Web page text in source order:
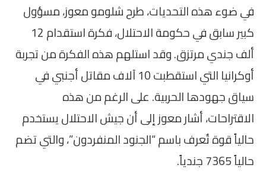
في ضوء هذه التحديات، طرح شلومو معوز، مسؤول
كبير سابق في حكومة الاحتلال، فكرة استقدام 12
ألف جندي مرتزق. وقد استلهم هذه الفكرة من تجربة
أوكرانيا التي استقطبت 10 آلاف مقاتل أجنبي في
سياق جهودها الحربية. على الرغم من هذه
الاقتراحات، أشار معوز إلى أن جيش الاحتلال يستخدم
حالياً قوة تُعرف باسم “الجنود المنفردون”، والتي تضم
حالياً 7365 جندياً.